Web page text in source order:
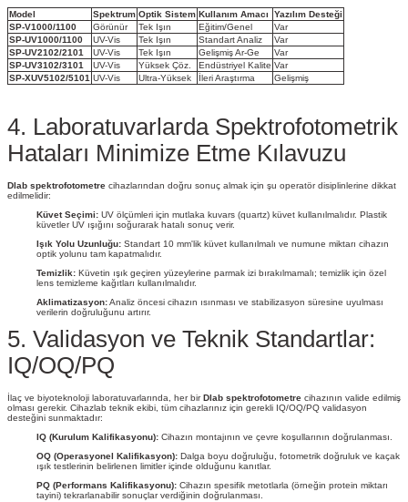
Model Spektrum Optik Sistem Kullanım Amacı
Yazılım Desteği
SP-V1000/1100
Görünür Tek Işın Eğitim/Genel
Var
SP-UV1000/1100
UV-Vis Tek Işın Standart Analiz
Var
SP-UV2102/2101
UV-Vis Tek Işın Gelişmiş Ar-Ge
Var
SP-UV3102/3101
UV-Vis Yüksek Çöz. Endüstriyel Kalite Var
SP-XUV5102/5101 UV-Vis Ultra-Yüksek İleri Araştırma Gelişmiş
4. Laboratuvarlarda Spektrofotometrik
Hataları Minimize Etme Kılavuzu
Dlab spektrofotometre cihazlarından doğru sonuç almak için şu operatör disiplinlerine dikkat
edilmelidir:
Küvet Seçimi: UV ölçümleri için mutlaka kuvars (quartz) küvet kullanılmalıdır. Plastik
küvetler UV ışığını soğurarak hatalı sonuç verir.
Işık Yolu Uzunluğu: Standart 10 mm'lik küvet kullanılmalı ve numune miktarı cihazın
optik yolunu tam kapatmalıdır.
Temizlik: Küvetin ışık geçiren yüzeylerine parmak izi bırakılmamalı; temizlik için özel
lens temizleme kağıtları kullanılmalıdır.
Aklimatizasyon:Analiz öncesi cihazın ısınması ve stabilizasyon süresine uyulması
verilerin doğruluğunu artırır.
5. Validasyon ve Teknik Standartlar:
IQ/OQ/PQ
İlaç ve biyoteknoloji laboratuvarlarında, her birDlab spektrofotometre cihazının valide edilmiş
olması gerekir. Cihazlab teknik ekibi, tüm cihazlarınız için gerekli IQ/OQ/PQ validasyon
desteğini sunmaktadır:
IQ (Kurulum Kalifikasyonu): Cihazın montajının ve çevre koşullarının doğrulanması.
OQ (Operasyonel Kalifikasyon): Dalga boyu doğruluğu, fotometrik doğruluk ve kaçak
ışık testlerinin belirlenen limitler içinde olduğunu kanıtlar.
PQ (Performans Kalifikasyonu): Cihazın spesifik metotlarla (örneğin protein miktarı
tayini) tekrarlanabilir sonuçlar verdiğinin doğrulanması.